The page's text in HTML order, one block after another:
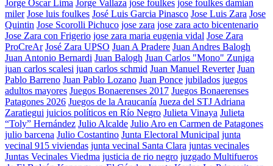
Jorge Oscar Lima Jorge Vallaza jose foulkes jose foulkes damian
miler Jose luis foulkes José Luis Garcia Pinasco Jose Luis Zara Jose
Quintin Jose Scorolli Pichuco jose zara jose zara acto bicentenario
Jose Zara con Frigerio jose zara maria eugenia vidal Jose Zara
ProCreAr José Zara UPSO Juan A Pradere Juan Andres Balogh
Juan Antonio Bernardi Juan Balogh Juan Carlos "Mono" Zuniga
juan carlos scalesi juan carlos schmid Juan Manuel Reverter Juan
Pablo Barreno Juan Pablo Lozano Juan Ponce jubilados juegos
adultos mayores Juegos Bonaerenses 2017 Juegos Bonaerenses
Patagones 2026 Juegos de la Araucanía Jueza del STJ Adriana
Zaratiegui juicios políticos en Río Negro Julieta Vinaya Julieta
“Toly” Hernández Julio Alcalde Julio Aro en Carmen de Patagones
julio barcena Julio Costantino Junta Electoral Municipal junta
vecinal 915 viviendas junta vecinal Santa Clara juntas vecinales
Juntas Vecinales Viedma justicia de rio negro juzgado Multifueros